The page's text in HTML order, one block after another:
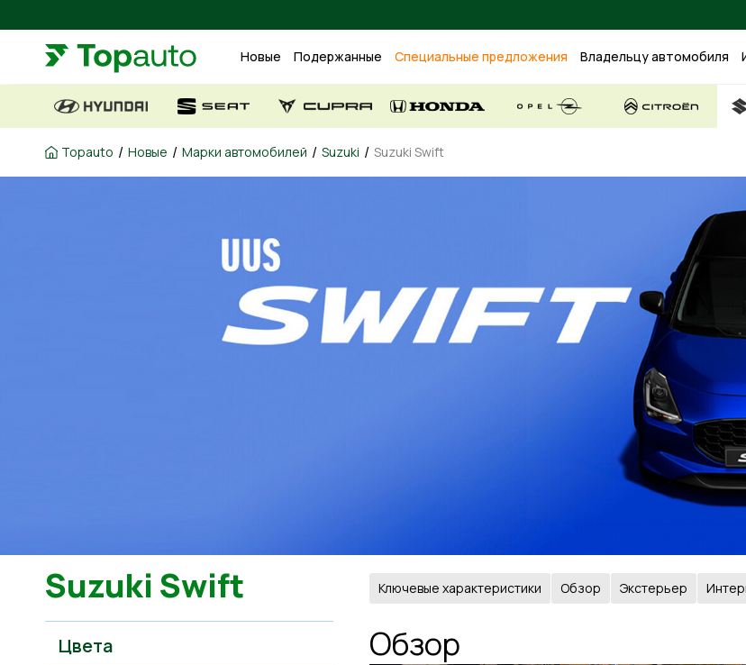
Новые Подержанные Специальные предложения Владельцу автомобиля
Topauto / Новые / Марки автомобилей / Suzuki / Suzuki Swift
Suzuki Swift
Цвета
Ключевые характеристики Обзор Экстерьер
Обзор